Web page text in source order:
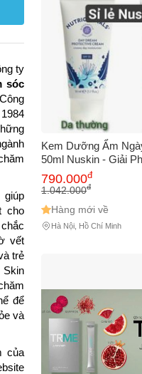
ty
sóc
giúp
cho
vết
trẻ
để
và
Kem Dưỡng Ẩm
50ml Nuskin - Giải
Thường & Da Dầu,
& Duy Trì Độ Ẩm Tối
790.000đ
1.042.000đ
Hàng mới về
Hà Nội, Hồ Chí Minh